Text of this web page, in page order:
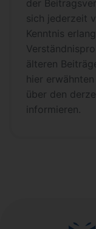
der
sich jederzeit
Kenntnis
älteren
hier
über den
informieren.